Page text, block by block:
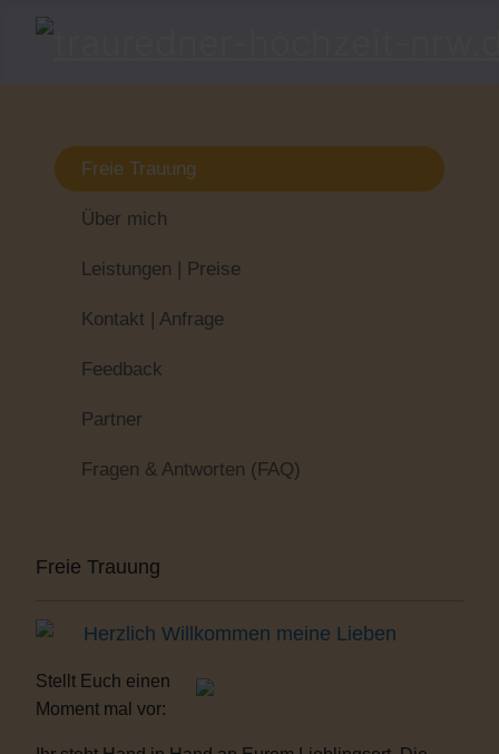
Freie Trauung
Über mich
Leistungen | Preise
Kontakt | Anfrage
Feedback
Partner
Fragen & Antworten (FAQ)
Freie Trauung
Herzlich Willkommen meine Lieben
Stellt Euch einen
Moment mal vor: